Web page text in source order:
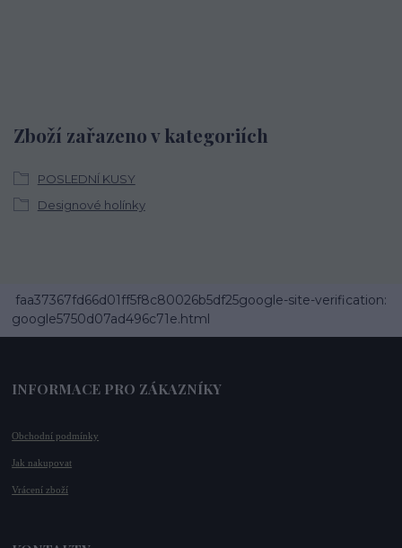
Zboží zařazeno v kategoriích
POSLEDNÍ KUSY
Designové holínky
faa37367fd66d01ff5f8c80026b5df25google-site-verification:
google5750d07ad496c71e.html
INFORMACE PRO ZÁKAZNÍKY
Obchodní podmínky
Jak nakupovat
Vrácení zboží